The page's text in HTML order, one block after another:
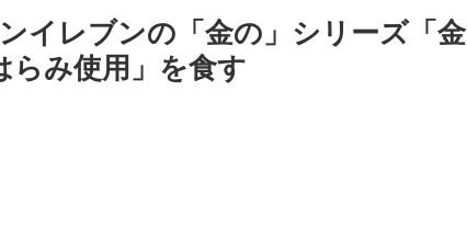
イレブンの「金の」シリーズ「金
らみ使用」を食す